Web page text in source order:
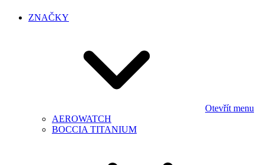
ZNAČKY
Otevřít menu
AEROWATCH
BOCCIA TITANIUM